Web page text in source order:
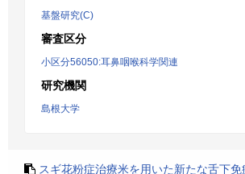
基盤研究(C)
審査区分
小区分56050:耳鼻咽喉科学関連
研究機関
島根大学
スギ花粉症治療米を用いた新たな舌下免